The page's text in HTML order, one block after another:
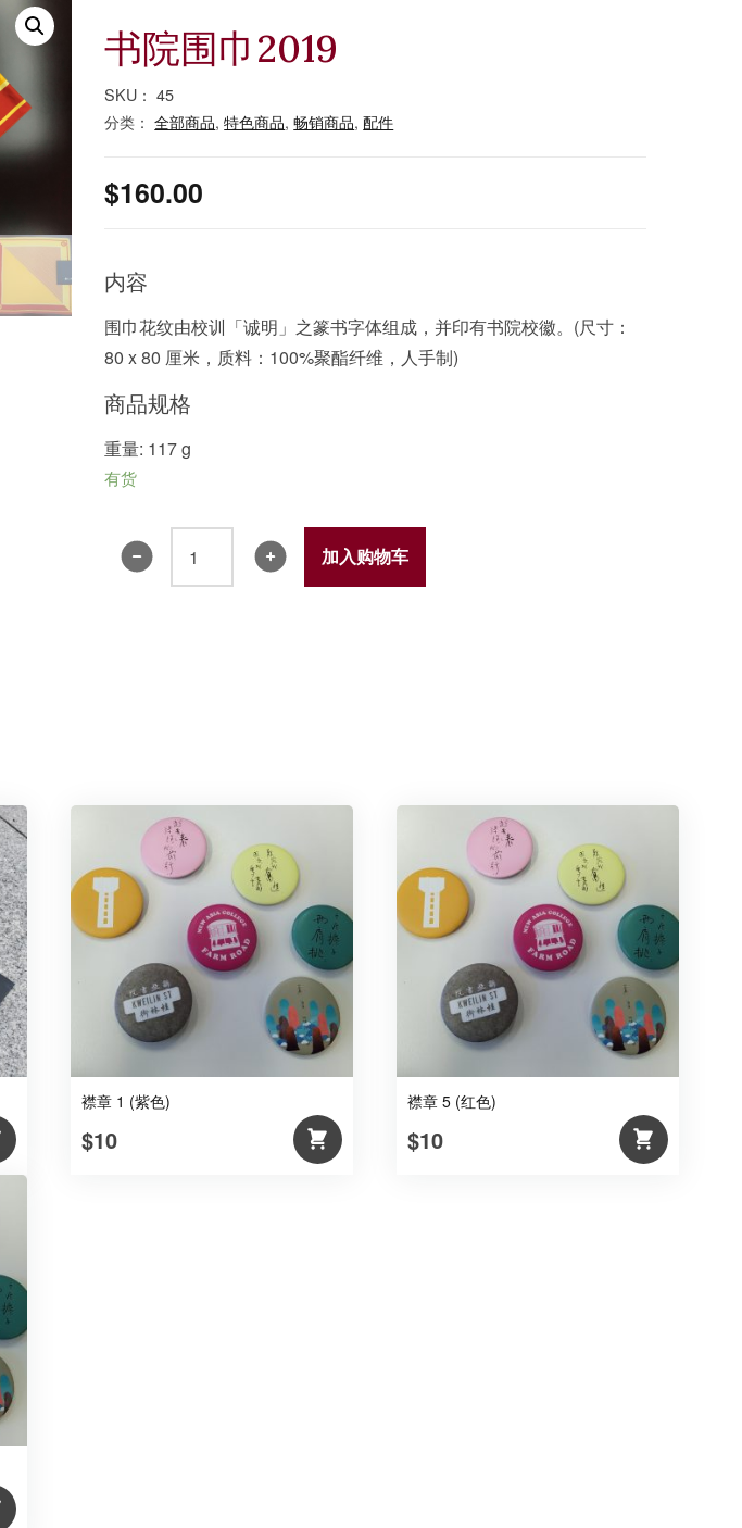
书院围巾2019
SKU：45
分类：全部商品,特色商品,畅销商品,配件
$160.00
内容
围巾花纹由校训「诚明」之篆书字体组成，并印有书院校徽。(尺寸：
80 x 80 厘米，质料：100%聚酯纤维，人手制)
商品规格
重量: 117 g
有货
加入购物车
襟章 1 (紫色)
$10
襟章 5 (红色)
$10